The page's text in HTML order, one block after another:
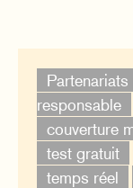
responsable
couverture
test gratuit
temps réel